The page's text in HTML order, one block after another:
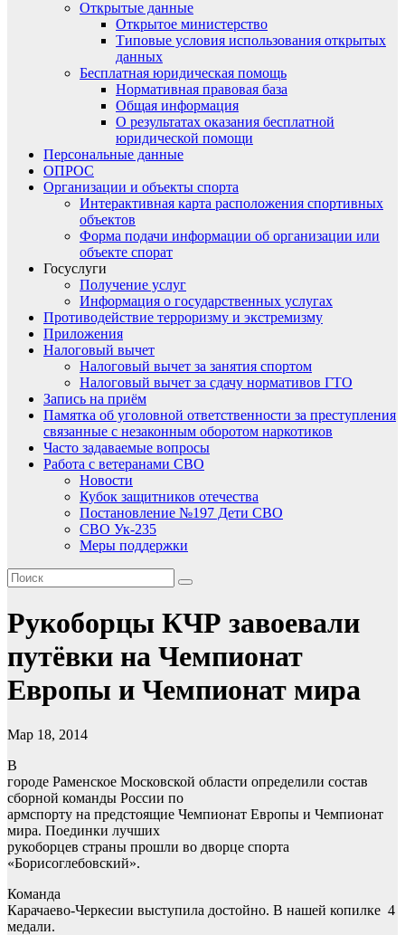
Открытые данные
Открытое министерство
Типовые условия использования открытых
данных
Бесплатная юридическая помощь
Нормативная правовая база
Общая информация
О результатах оказания бесплатной
юридической помощи
Персональные данные
ОПРОС
Организации и объекты спорта
Интерактивная карта расположения спортивных
объектов
Форма подачи информации об организации или
объекте спорат
Госуслуги
Получение услуг
Информация о государственных услугах
Противодействие терроризму и экстремизму
Приложения
Налоговый вычет
Налоговый вычет за занятия спортом
Налоговый вычет за сдачу нормативов ГТО
Запись на приём
Памятка об уголовной ответственности за преступления
связанные с незаконным оборотом наркотиков
Часто задаваемые вопросы
Работа с ветеранами СВО
Новости
Кубок защитников отечества
Постановление №197 Дети СВО
СВО Ук-235
Меры поддержки
Рукоборцы КЧР завоевали
путёвки на Чемпионат
Европы и Чемпионат мира
Мар 18, 2014
В
городе Раменское Московской области определили состав
сборной команды России по
армспорту на предстоящие Чемпионат Европы и Чемпионат
мира. Поединки лучших
рукоборцев страны прошли во дворце спорта
«Борисоглебовский».
Команда
Карачаево-Черкесии выступила достойно. В нашей копилке 4
медали.